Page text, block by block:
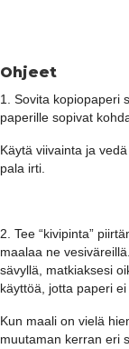
Ohjeet
1. Sovita kopiopaperi
paperille sopivat
Käytä viivainta ja
pala irti.
2. Tee “kivipinta”
maalaa ne
sävyllä, matkiaksesi
käyttöä, jotta paperi ei
Kun maali on vielä
muutaman kerran eri